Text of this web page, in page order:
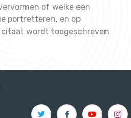
of welke een
portretteren, en op
wordt toegeschreven